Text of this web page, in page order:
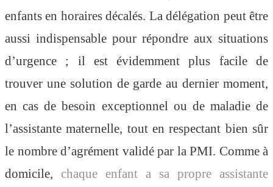
enfants en horaires décalés. La délégation peut être
aussi indispensable pour répondre aux situations
d’urgence ; il est évidemment plus facile de
trouver une solution de garde au dernier moment,
en cas de besoin exceptionnel ou de maladie de
l’assistante maternelle, tout en respectant bien sûr
le nombre d’agrément validé par la PMI. Comme à
domicile, chaque enfant a sa propre assistante